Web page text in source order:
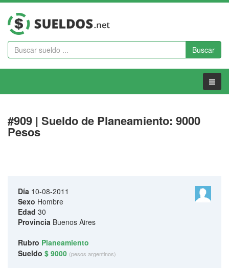
Buscar
Menu
#909 | Sueldo de Planeamiento: 9000
Pesos
Día 10-08-2011
Sexo Hombre
Edad 30
Provincia Buenos Aires
Rubro Planeamiento
Sueldo $ 9000 (pesos argentinos)